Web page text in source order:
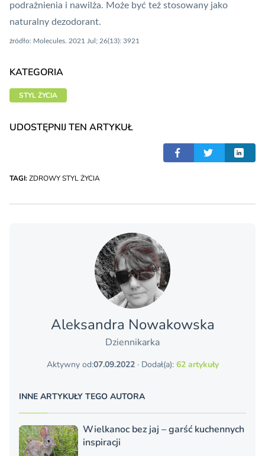
podrażnienia i nawilża. Może być też stosowany jako
naturalny dezodorant.
źródło: Molecules. 2021 Jul; 26(13): 3921
KATEGORIA
STYL ŻYCIA
UDOSTĘPNIJ TEN ARTYKUŁ
TAGI:ZDROWY STYL ŻYCIA
Aleksandra Nowakowska
Dziennikarka
Aktywny od:07.09.2022· Dodał(a): 62 artykuły
INNE ARTYKUŁY TEGO AUTORA
Wielkanoc bez jaj – garść kuchennych
inspiracji